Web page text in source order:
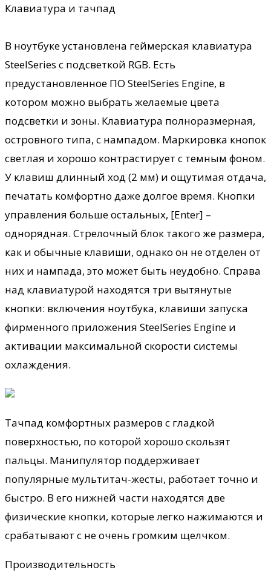
Клавиатура и тачпад
В ноутбуке установлена геймерская клавиатура
SteelSeries с подсветкой RGB. Есть
предустановленное ПО SteelSeries Engine, в
котором можно выбрать желаемые цвета
подсветки и зоны. Клавиатура полноразмерная,
островного типа, с нампадом. Маркировка кнопок
светлая и хорошо контрастирует с темным фоном.
У клавиш длинный ход (2 мм) и ощутимая отдача,
печатать комфортно даже долгое время. Кнопки
управления больше остальных, [Enter] –
однорядная. Стрелочный блок такого же размера,
как и обычные клавиши, однако он не отделен от
них и нампада, это может быть неудобно. Справа
над клавиатурой находятся три вытянутые
кнопки: включения ноутбука, клавиши запуска
фирменного приложения SteelSeries Engine и
активации максимальной скорости системы
охлаждения.
Тачпад комфортных размеров с гладкой
поверхностью, по которой хорошо скользят
пальцы. Манипулятор поддерживает
популярные мультитач-жесты, работает точно и
быстро. В его нижней части находятся две
физические кнопки, которые легко нажимаются и
срабатывают с не очень громким щелчком.
Производительность